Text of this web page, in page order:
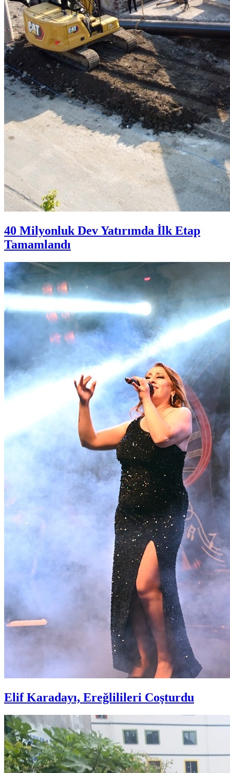
40 Milyonluk Dev Yatırımda İlk Etap
Tamamlandı
Elif Karadayı, Ereğlilileri Coşturdu